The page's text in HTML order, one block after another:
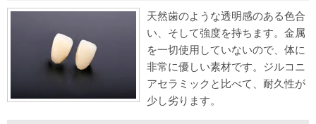
天然歯のような透明感のある色合
い、そして強度を持ちます。金属
を一切使用していないので、体に
非常に優しい素材です。ジルコニ
アセラミックと比べて、耐久性が
少し劣ります。